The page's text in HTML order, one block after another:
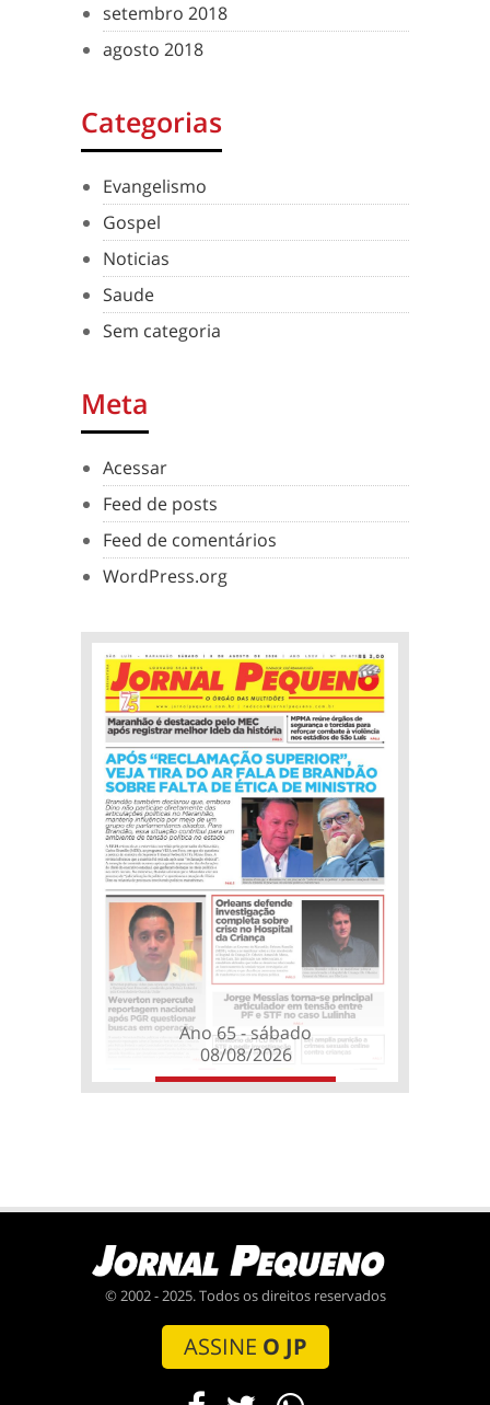
setembro 2018
agosto 2018
Categorias
Evangelismo
Gospel
Noticias
Saude
Sem categoria
Meta
Acessar
Feed de posts
Feed de comentários
WordPress.org
Ano 65 - sábado
08/08/2026
© 2002 - 2025. Todos os direitos reservados
ASSINE O JP